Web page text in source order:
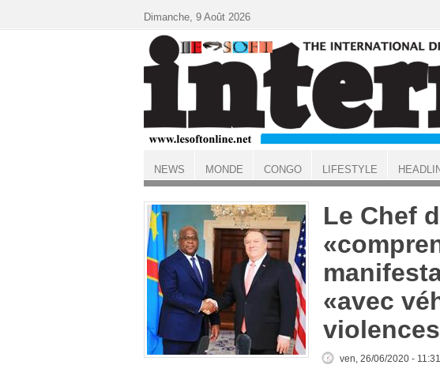
ACCUEIL
Le Chef
«avec
violences
ven, 26/06/2020 - 11:31
Dimanche, 9 Août 2026
NEWS MONDE CONGO LIFESTYLE